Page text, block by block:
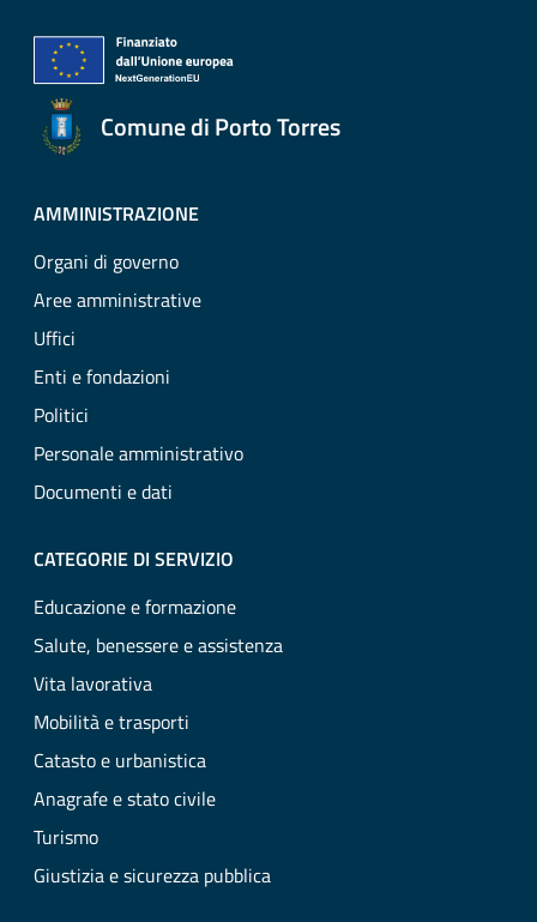
Comune di Porto Torres
AMMINISTRAZIONE
Organi di governo
Aree amministrative
Uffici
Enti e fondazioni
Politici
Personale amministrativo
Documenti e dati
CATEGORIE DI SERVIZIO
Educazione e formazione
Salute, benessere e assistenza
Vita lavorativa
Mobilità e trasporti
Catasto e urbanistica
Anagrafe e stato civile
Turismo
Giustizia e sicurezza pubblica